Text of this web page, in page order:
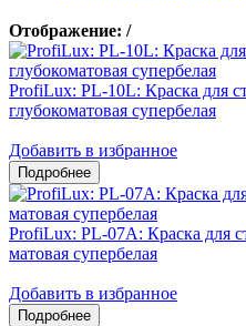
Отображение: /
ProfiLux: PL-10L: Краска для
глубокоматовая супербелая
Добавить в избранное
ProfiLux: PL-07А: Краска для
матовая супербелая
Добавить в избранное